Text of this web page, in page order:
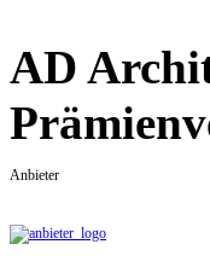
AD
Anbieter